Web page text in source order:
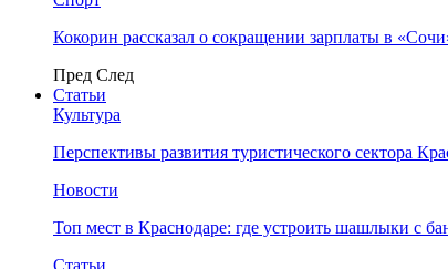
Кокорин рассказал о сокращении зарплаты в
Пред След
Статьи
Культура
Перспективы развития туристического сектора
Новости
Топ мест в Краснодаре: где устроить шашлыки с
Статьи